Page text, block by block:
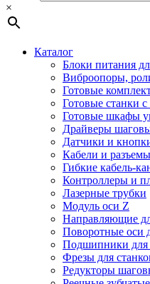
×
Каталог
Блоки питания
Виброопоры,
Готовые
Готовые станки
Готовые шкафы
Драйверы
Датчики и
Кабели и разъемы
Гибкие кабель-
Контроллеры и
Лазерные трубки
Модуль оси Z
Направляющие
Поворотные оси
Подшипники
Фрезы для
Редукторы